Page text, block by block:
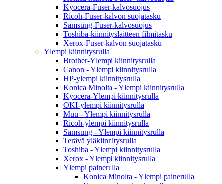
Kyocera-Fuser-kalvosuojus
Ricoh-Fuser-kalvon suojatasku
Samsung-Fuser-kalvosuojus
Toshiba-kiinnityslaitteen filmitasku
Xerox-Fuser-kalvon suojatasku
Ylempi kiinnitysrulla
Brother-Ylempi kiinnitysrulla
Canon - Ylempi kiinnitysrulla
HP-ylempi kiinnitysrulla
Konica Minolta - Ylempi kiinnitysrulla
Kyocera-Ylempi kiinnitysrulla
OKI-ylempi kiinnitysrulla
Muu - Ylempi kiinnitysrulla
Ricoh-ylempi kiinnitysrulla
Samsung - Ylempi kiinnitysrulla
Terävä yläkiinnitysrulla
Toshiba - Ylempi kiinnitysrulla
Xerox - Ylempi kiinnitysrulla
Ylempi painerulla
Konica Minolta - Ylempi painerulla